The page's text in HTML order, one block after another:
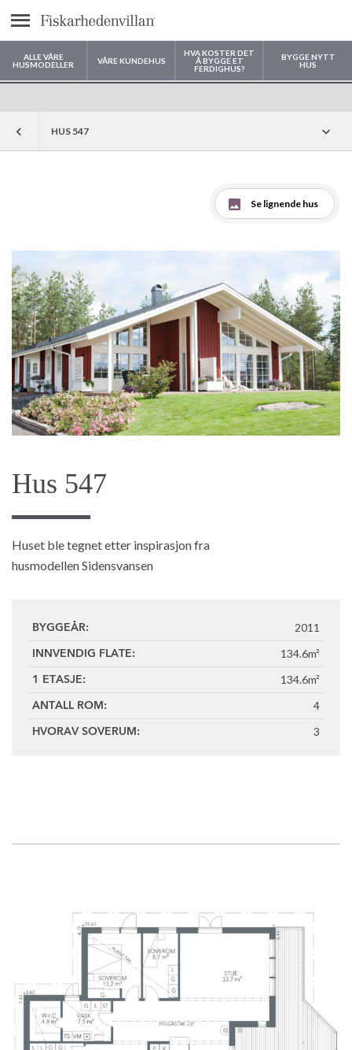
text.menu
ALLE VÅRE
HUSMODELLER
VÅRE KUNDEHUS
HVA KOSTER DET
Å BYGGE ET
FERDIGHUS?
BYGGE NYTT
HUS
Hvor vil du bygge huset ditt?
HUS 547
Se lignende hus
Hus 547
Huset ble tegnet etter inspirasjon fra
husmodellen Sidensvansen
BYGGEÅR: 2011
INNVENDIG FLATE: 134.6m²
1 ETASJE: 134.6m²
ANTALL ROM: 4
HVORAV SOVERUM: 3